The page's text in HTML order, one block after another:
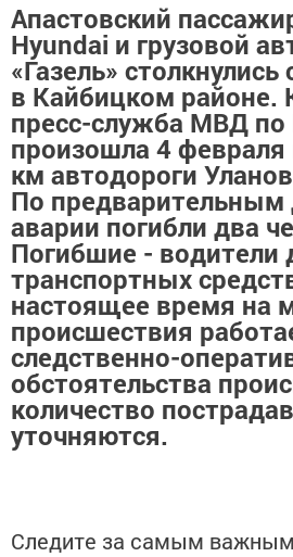
Апастовский
Hyundai и грузовой
«Газель»
в Кайбицком районе.
пресс-служба МВД по
произошла 4
км автодороги
По
аварии погибли два
Погибшие - водители
транспортных
настоящее время на
происшествия
следственно-
обстоятельства
количество
уточняются.
Следите за самым